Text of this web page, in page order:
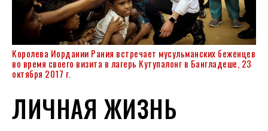
Королева Иордании Рания встречает мусульманских беженцев
во время своего визита в лагерь Кутупалонг в Бангладеше, 23
октября 2017 г.
ЛИЧНАЯ ЖИЗНЬ